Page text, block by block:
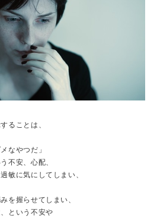
ることは、
なやつだ」
不安、心配、
敏に気にしてしまい、
を握らせてしまい、
という不安や